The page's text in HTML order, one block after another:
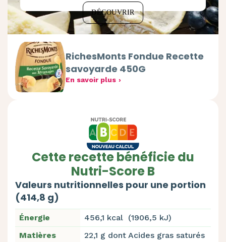
DÉCOUVRIR
RichesMonts Fondue Recette
savoyarde 450G
En savoir plus
Cette recette bénéficie du
Nutri-Score B
Valeurs nutritionnelles pour une portion
(414,8 g)
Énergie
456,1 kcal (1906,5 kJ)
Matières
22,1 g dont Acides gras saturés